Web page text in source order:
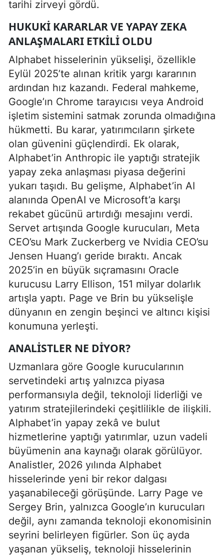
tarihi zirveyi gördü.
HUKUKI KARARLAR VE YAPAY ZEKA
ANLAŞMALARI ETKILI OLDU
Alphabet hisselerinin yükselişi, özellikle
Eylül 2025’te alınan kritik yargı kararının
ardından hız kazandı. Federal mahkeme,
Google’ın Chrome tarayıcısı veya Android
işletim sistemini satmak zorunda olmadığına
hükmetti. Bu karar, yatırımcıların şirkete
olan güvenini güçlendirdi. Ek olarak,
Alphabet’in Anthropic ile yaptığı stratejik
yapay zeka anlaşması piyasa değerini
yukarı taşıdı. Bu gelişme, Alphabet’in AI
alanında OpenAI ve Microsoft’a karşı
rekabet gücünü artırdığı mesajını verdi.
Servet artışında Google kurucuları, Meta
CEO’su Mark Zuckerberg ve Nvidia CEO’su
Jensen Huang’ı geride bıraktı. Ancak
2025’in en büyük sıçramasını Oracle
kurucusu Larry Ellison, 151 milyar dolarlık
artışla yaptı. Page ve Brin bu yükselişle
dünyanın en zengin beşinci ve altıncı kişisi
konumuna yerleşti.
ANALISTLER NE DIYOR?
Uzmanlara göre Google kurucularının
servetindeki artış yalnızca piyasa
performansıyla değil, teknoloji liderliği ve
yatırım stratejilerindeki çeşitlilikle de ilişkili.
Alphabet’in yapay zekâ ve bulut
hizmetlerine yaptığı yatırımlar, uzun vadeli
büyümenin ana kaynağı olarak görülüyor.
Analistler, 2026 yılında Alphabet
hisselerinde yeni bir rekor dalgası
yaşanabileceği görüşünde. Larry Page ve
Sergey Brin, yalnızca Google’ın kurucuları
değil, aynı zamanda teknoloji ekonomisinin
seyrini belirleyen figürler. Son üç ayda
yaşanan yükseliş, teknoloji hisselerinin